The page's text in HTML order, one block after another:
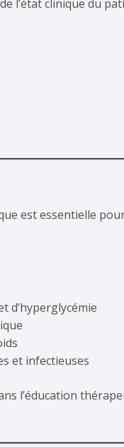
l’état clinique du
est essentielle
d’hyperglycémie
et infectieuses
l’éducation